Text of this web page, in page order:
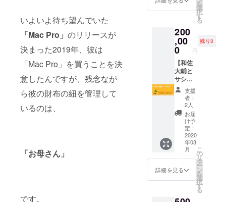
いよいよ待ち望んでいた
「Mac Pro」 のリリースが
決まった2019年、彼は
「Mac Pro」を買うことを決
意したんですが、残念なが
ら彼の財布の紐を管理して
いるのは、
「お母さん」
です。
輔から
メール
礼の
メッ
セージ
をお送
りさせ
て頂き
ます。
※支援
時、必
ず備考
欄にご
希望の
お名前
をご記
入くだ
さい。
きる権
利で
録時間
２時間
以内で
あれば
何本収
録でも
大丈夫
です。
また、
収録し
たコン
テンツ
YouTub
eやSNS
などで
ご自由
にお使
いいた
だけま
談内容
を
選
択
す
る
200
,00
0 円
残り3
【和佐
大輔と
サシ飲
み】 関
西限定
になり
ます
が、こ
ちらで
指定さ
せて頂
いたお
店で和
佐大輔
とサシ
飲みが
す。
支援
者：
2人
お届
け予
定：
2020
年03
月
詳細を見る
こ
の
リ
タ
ー
ン
を
選
択
す
る